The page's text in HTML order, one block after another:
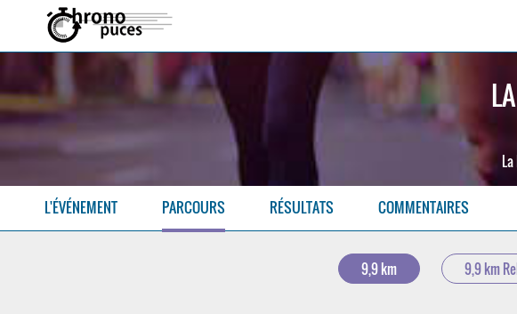
L'ÉVÉNEMENT PARCOURS RÉSULTATS COMMENTAIRES
9,9 km 9,9 km